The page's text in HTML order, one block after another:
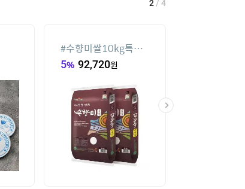
#수향미쌀10kg특등
급
5% 92,720원
2 / 4